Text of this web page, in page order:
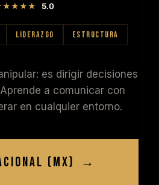
5.0
LIDERAZGO ESTRUCTURA
es dirigir decisiones
a comunicar con
en cualquier entorno.
(MX) →